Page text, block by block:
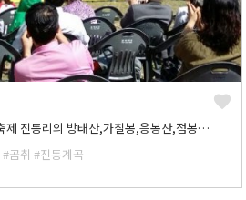
자연속의 향기를 전하는 봄의 축제 진동리의 방태산,가칠봉,응봉산,점봉산 자락에서 자란 전국 최상의 청정 산나물축제에 초대합니다.
#곰취 #진동계곡